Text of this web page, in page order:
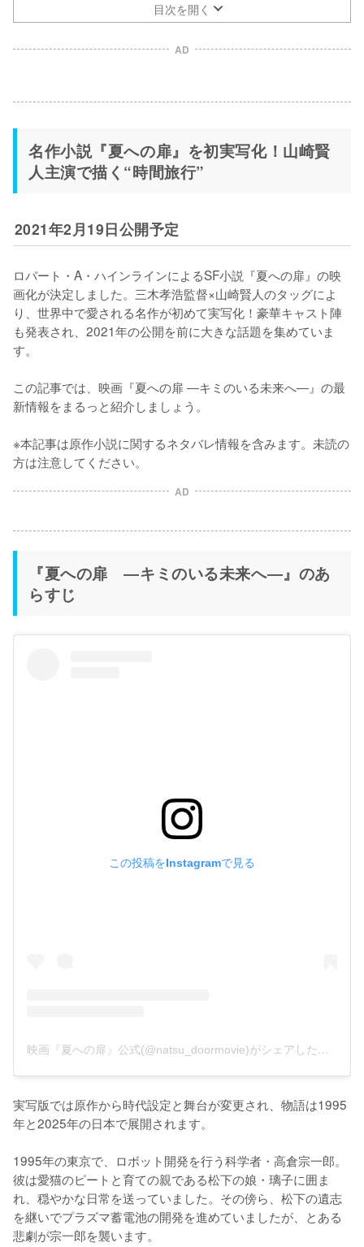
目次を開く
AD
名作小説『夏への扉』を初実写化！山崎賢
人主演で描く“時間旅行”
2021年2月19日公開予定
ロバート・A・ハインラインによるSF小説『夏への扉』の映
画化が決定しました。三木孝浩監督×山崎賢人のタッグによ
り、世界中で愛される名作が初めて実写化！豪華キャスト陣
も発表され、2021年の公開を前に大きな話題を集めていま
す。
この記事では、映画『夏への扉 ―キミのいる未来へ―』の最
新情報をまるっと紹介しましょう。
※本記事は原作小説に関するネタバレ情報を含みます。未読の
方は注意してください。
AD
『夏への扉 ―キミのいる未来へ―』のあ
らすじ
この投稿をInstagramで見る
映画『夏への扉』公式(@natsu_doormovie)がシェアした投稿
実写版では原作から時代設定と舞台が変更され、物語は1995
年と2025年の日本で展開されます。
1995年の東京で、ロボット開発を行う科学者・高倉宗一郎。
彼は愛猫のピートと育ての親である松下の娘・璃子に囲ま
れ、穏やかな日常を送っていました。その傍ら、松下の遺志
を継いでプラズマ蓄電池の開発を進めていましたが、とある
悲劇が宗一郎を襲います。